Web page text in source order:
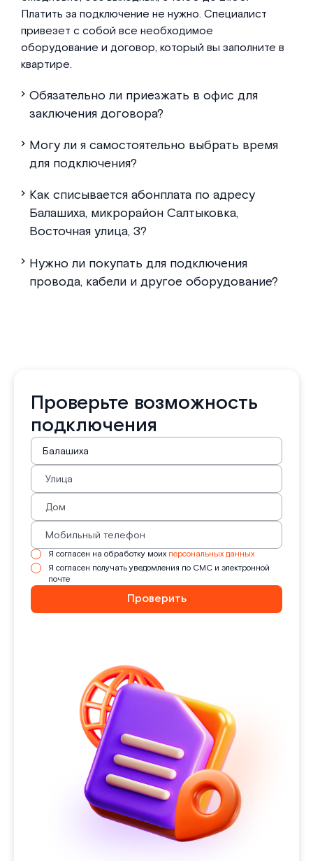
Платить за подключение не нужно. Специалист
привезет с собой все необходимое
оборудование и договор, который вы заполните в
квартире.
Обязательно ли приезжать в офис для
заключения договора?
Могу ли я самостоятельно выбрать время
для подключения?
Как списывается абонплата по адресу
Балашиха, микрорайон Салтыковка,
Восточная улица, 3?
Нужно ли покупать для подключения
провода, кабели и другое оборудование?
Проверьте возможность
подключения
Я согласен на обработку моих персональных данных
Я согласен получать уведомления по СМС и электронной
почте
Проверить